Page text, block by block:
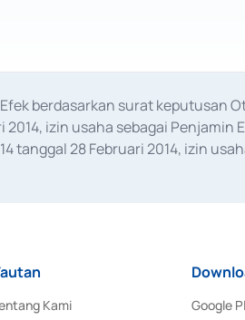
berdasarkan surat keputusan
izin usaha sebagai
tanggal 28 Februari 2014, izin
Kami
Google